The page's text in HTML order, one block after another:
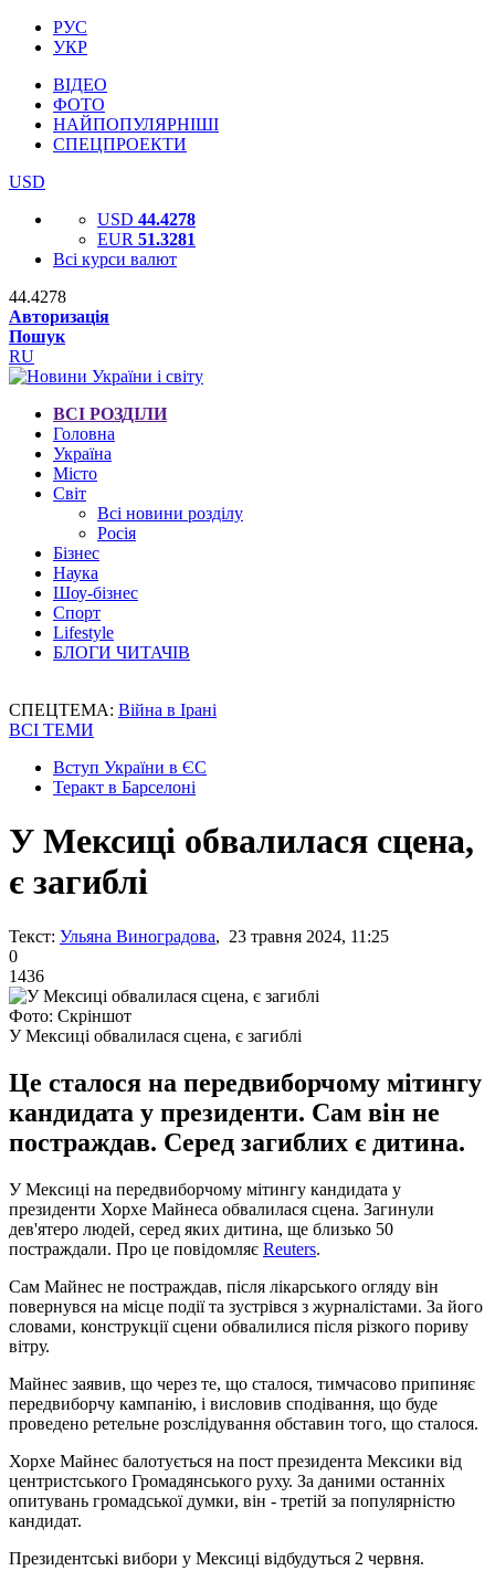
РУС
УКР
ВІДЕО
ФОТО
НАЙПОПУЛЯРНІШІ
СПЕЦПРОЕКТИ
USD
USD 44.4278
EUR 51.3281
Всі курси валют
44.4278
Авторизація
Пошук
RU
ВСІ РОЗДІЛИ
Головна
Україна
Місто
Світ
Всі новини розділу
Росія
Бізнес
Наука
Шоу-бізнес
Спорт
Lifestyle
БЛОГИ ЧИТАЧІВ
СПЕЦТЕМА: Війна в Ірані
ВСІ ТЕМИ
Вступ України в ЄС
Теракт в Барселоні
У Мексиці обвалилася сцена,
є загиблі
Текст: Ульяна Виноградова, 23 травня 2024, 11:25
0
1436
Фото: Скріншот
У Мексиці обвалилася сцена, є загиблі
Це сталося на передвиборчому мітингу
кандидата у президенти. Сам він не
постраждав. Серед загиблих є дитина.
У Мексиці на передвиборчому мітингу кандидата у
президенти Хорхе Майнеса обвалилася сцена. Загинули
дев'ятеро людей, серед яких дитина, ще близько 50
постраждали. Про це повідомляє Reuters.
Сам Майнес не постраждав, після лікарського огляду він
повернувся на місце події та зустрівся з журналістами. За його
словами, конструкції сцени обвалилися після різкого пориву
вітру.
Майнес заявив, що через те, що сталося, тимчасово припиняє
передвиборчу кампанію, і висловив сподівання, що буде
проведено ретельне розслідування обставин того, що сталося.
Хорхе Майнес балотується на пост президента Мексики від
центристського Громадянського руху. За даними останніх
опитувань громадської думки, він - третій за популярністю
кандидат.
Президентські вибори у Мексиці відбудуться 2 червня.